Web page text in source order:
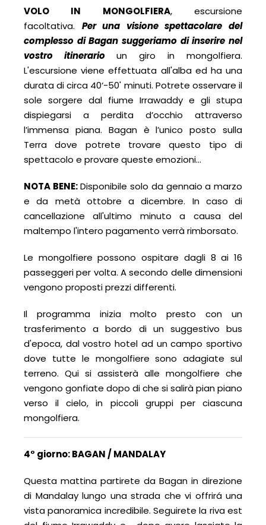
VOLO IN MONGOLFIERA, escursione
facoltativa. Per una visione spettacolare del
complesso di Bagan suggeriamo di inserire nel
vostro itinerario un giro in mongolfiera.
L'escursione viene effettuata all'alba ed ha una
durata di circa 40‘-50' minuti. Potrete osservare il
sole sorgere dal fiume Irrawaddy e gli stupa
dispiegarsi a perdita d’occhio attraverso
l’immensa piana. Bagan è l’unico posto sulla
Terra dove potrete trovare questo tipo di
spettacolo e provare queste emozioni…
NOTA BENE:Disponibile solo da gennaio a marzo
e da metà ottobre a dicembre. In caso di
cancellazione all'ultimo minuto a causa del
maltempo l'intero pagamento verrà rimborsato.
Le mongolfiere possono ospitare dagli 8 ai 16
passeggeri per volta. A secondo delle dimensioni
vengono proposti prezzi differenti.
Il programma inizia molto presto con un
trasferimento a bordo di un suggestivo bus
d'epoca, dal vostro hotel ad un campo sportivo
dove tutte le mongolfiere sono adagiate sul
terreno. Qui si assisterà alle mongolfiere che
vengono gonfiate dopo di che si salirà pian piano
verso il cielo, in piccoli gruppi per ciascuna
mongolfiera.
4° giorno:BAGAN / MANDALAY
Questa mattina partirete da Bagan in direzione
di Mandalay lungo una strada che vi offrirá una
vista panoramica incredibile. Seguirete la riva est